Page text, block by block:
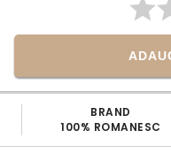
BRAND
100% ROMANESC